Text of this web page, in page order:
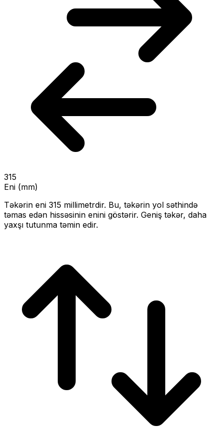
315
Eni (mm)
Təkərin eni 315 millimetrdir. Bu, təkərin yol səthində
təmas edən hissəsinin enini göstərir. Geniş təkər, daha
yaxşı tutunma təmin edir.